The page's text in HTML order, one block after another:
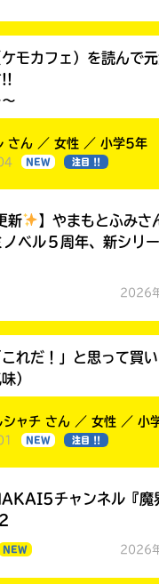
モカフェ）を読んで
!!
さん ／ 女性 ／ 小学5年
NEW 注目 !!
新
】やまもとふみさ
ノベル５周年、新シリ
2026
れだ！」と思って買
）
シャチ さん ／ 女性 ／ 小
NEW 注目 !!
チャンネル『魔
NEW 2026